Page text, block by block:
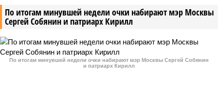
По итогам минувшей недели очки набирают мэр Москвы
Сергей Собянин и патриарх Кирилл
По итогам минувшей недели очки набирают мэр Москвы Сергей Собянин
и патриарх Кирилл